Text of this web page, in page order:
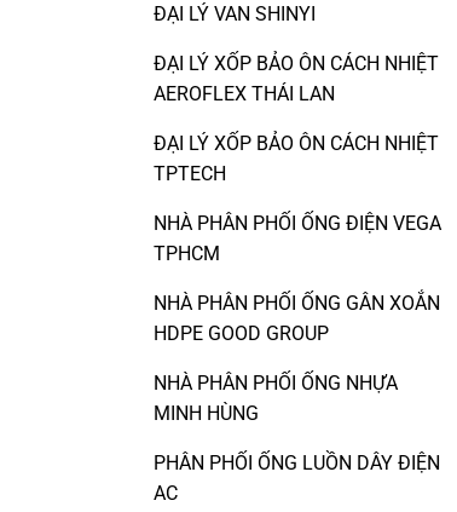
ĐẠI LÝ VAN SHINYI
ĐẠI LÝ XỐP BẢO ÔN CÁCH NHIỆT
AEROFLEX THÁI LAN
ĐẠI LÝ XỐP BẢO ÔN CÁCH NHIỆT
TPTECH
NHÀ PHÂN PHỐI ỐNG ĐIỆN VEGA
TPHCM
NHÀ PHÂN PHỐI ỐNG GÂN XOẮN
HDPE GOOD GROUP
NHÀ PHÂN PHỐI ỐNG NHỰA
MINH HÙNG
PHÂN PHỐI ỐNG LUỒN DÂY ĐIỆN
AC